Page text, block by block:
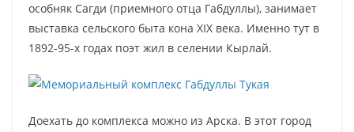
особняк Сагди (приемного отца Габдуллы), занимает
выставка сельского быта кона XIX века. Именно тут в
1892-95-х годах поэт жил в селении Кырлай.
Доехать до комплекса можно из Арска. В этот город